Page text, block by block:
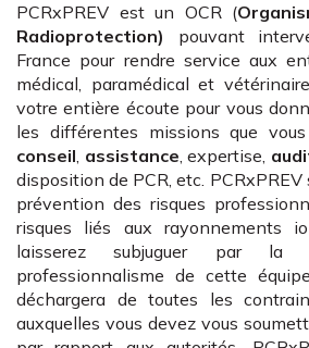
PCRxPREV est un OCR (
Radioprotection) pouvant
France pour rendre service aux
médical, paramédical et
votre entière écoute pour vous
les différentes missions que
conseil, assistance, expertise,
disposition de PCR, etc.
prévention des risques
risques liés aux rayonnements
laisserez subjuguer par
professionnalisme de cette
déchargera de toutes les
auxquelles vous devez vous